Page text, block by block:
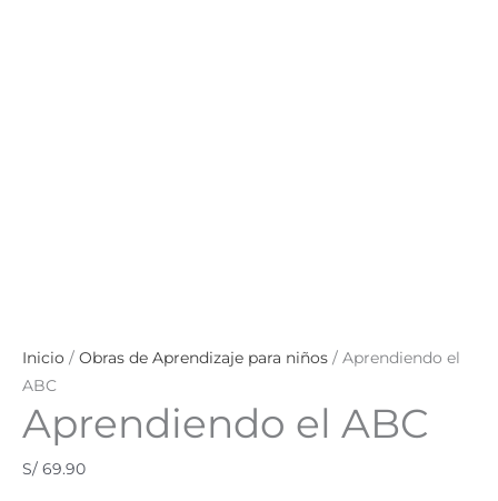
Inicio / Obras de Aprendizaje para niños / Aprendiendo el
ABC
Aprendiendo el ABC
S/ 69.90